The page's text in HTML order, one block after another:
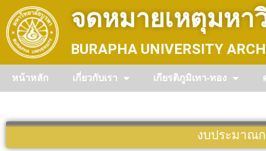
content
จดหมายเหตุมหา
BURAPHA UNIVERSITY
หน้าหลัก เกี่ยวกับเรา เกียรติภูมิเทา-ทอง
งบประมาณ